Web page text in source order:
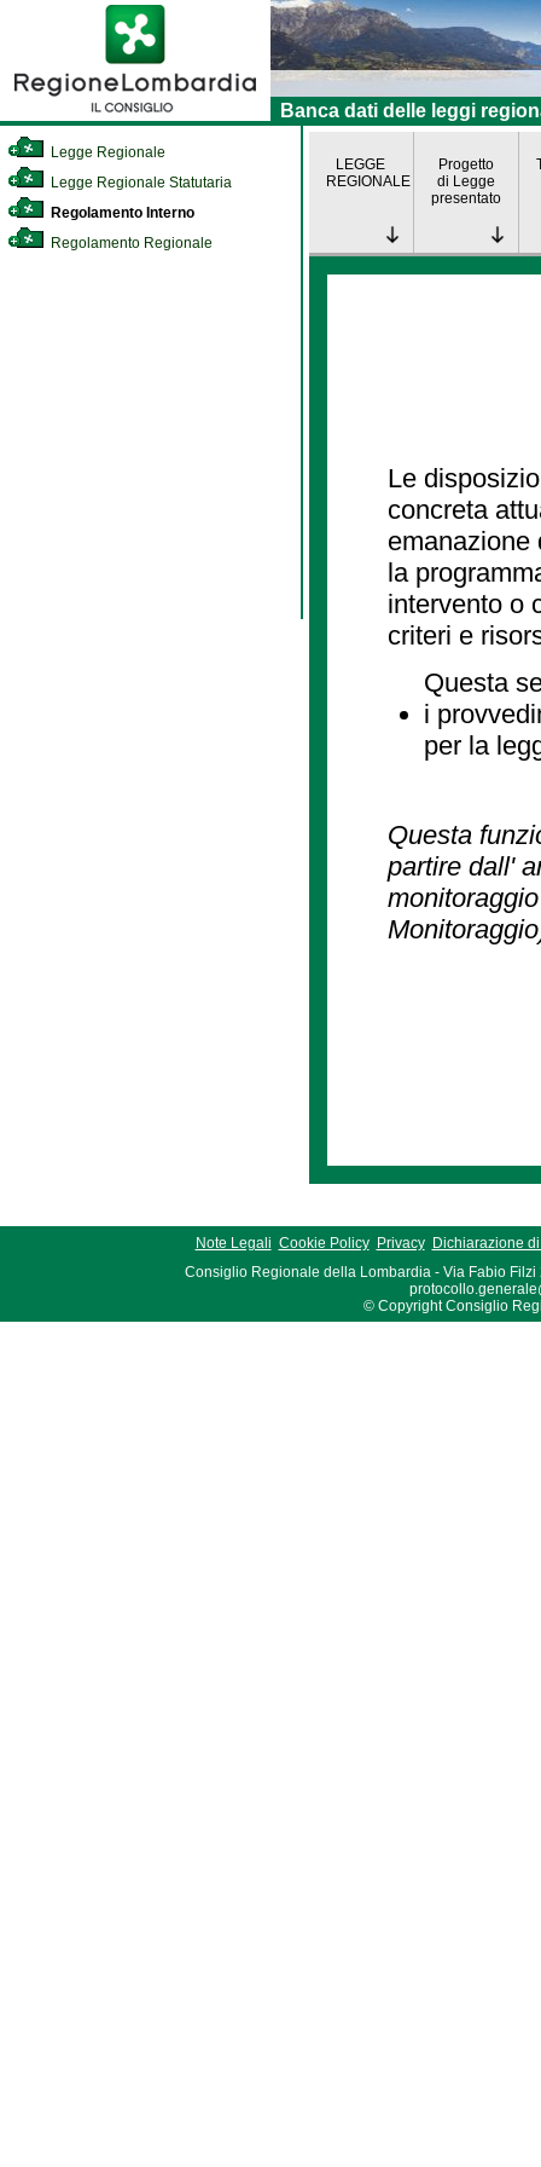
Banca dati delle leggi
Legge Regionale
Legge Regionale Statutaria
Regolamento Interno
Regolamento Regionale
LEGGE
REGIONALE
Progetto
di Legge
presentato
Le
concreta
emanazione
la
intervento o
criteri e
Questa
i
per la
Questa
partire dall'
Note Legali Cookie Policy Privacy
Dichiarazione
Consiglio Regionale della Lombardia - Via Fabio Filzi
© Copyright Consiglio